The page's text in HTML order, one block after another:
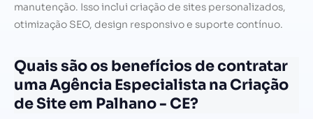
manutenção. Isso inclui criação de sites personalizados,
otimização SEO, design responsivo e suporte contínuo.
Quais são os benefícios de contratar
uma Agência Especialista na Criação
de Site em Palhano - CE?